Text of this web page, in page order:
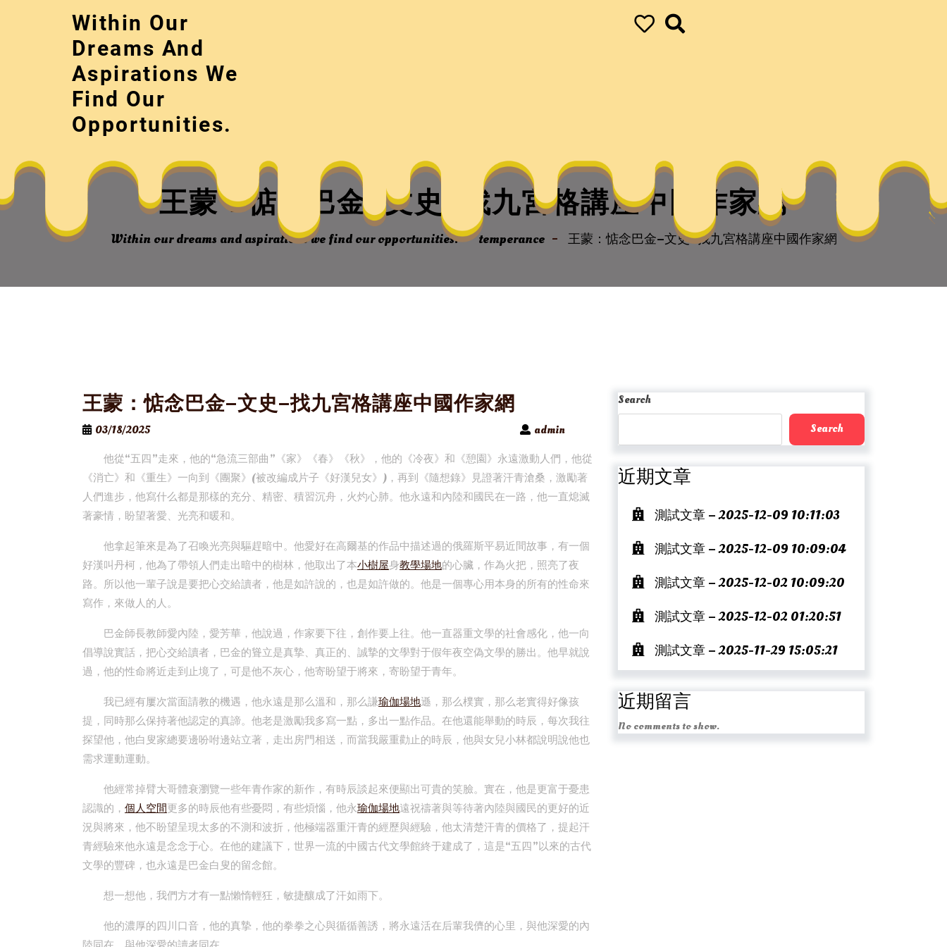
Within Our
Dreams And
Aspirations We
Find Our
Opportunities.
王蒙：惦念巴金–文史–找九宮格講座中國作家網
Within our dreams and aspirations we find our opportunities. temperance 王蒙：惦念巴金–文史–找九宮格講座中國作家網
王蒙：惦念巴金–文史–找九宮格講座中國作家網
03/18/2025
admin
他從“五四”走來，他的“急流三部曲”《家》《春》《秋》，他的《冷夜》和《憩園》永遠激動人們，他從
《消亡》和《重生》一向到《團聚》(被改編成片子《好漢兒女》)，再到《隨想錄》見證著汗青滄桑，激勵著
人們進步，他寫什么都是那樣的充分、精密、積習沉舟，火灼心肺。他永遠和內陸和國民在一路，他一直熄滅
著豪情，盼望著愛、光亮和暖和。
他拿起筆來是為了召喚光亮與驅趕暗中。他愛好在高爾基的作品中描述過的俄羅斯平易近間故事，有一個
好漢叫丹柯，他為了帶領人們走出暗中的樹林，他取出了本小樹屋身教學場地的心臟，作為火把，照亮了夜
路。所以他一輩子說是要把心交給讀者，他是如許說的，也是如許做的。他是一個專心用本身的所有的性命來
寫作，來做人的人。
巴金師長教師愛內陸，愛芳華，他說過，作家要下往，創作要上往。他一直器重文學的社會感化，他一向
倡導說實話，把心交給讀者，巴金的聳立是真摯、真正的、誠摯的文學對于假年夜空偽文學的勝出。他早就說
過，他的性命將近走到止境了，可是他不灰心，他寄盼望于將來，寄盼望于青年。
我已經有屢次當面請教的機遇，他永遠是那么溫和，那么謙瑜伽場地遜，那么樸實，那么老實得好像孩
提，同時那么保持著他認定的真諦。他老是激勵我多寫一點，多出一點作品。在他還能舉動的時辰，每次我往
探望他，他白叟家總要邊吩咐邊站立著，走出房門相送，而當我嚴重勸止的時辰，他與女兒小林都說明說他也
需求運動運動。
他經常掉臂大哥體衰瀏覽一些年青作家的新作，有時辰談起來便顯出可貴的笑臉。實在，他是更富于憂患
認識的， 個人空間更多的時辰他有些憂悶，有些煩惱，他永瑜伽場地遠祝禱著與等待著內陸與國民的更好的近
況與將來，他不盼望呈現太多的不測和波折，他極端器重汗青的經歷與經驗，他太清楚汗青的價格了，提起汗
青經驗來他永遠是念念于心。在他的建議下，世界一流的中國古代文學館終于建成了，這是“五四”以來的古代
文學的豐碑，也永遠是巴金白叟的留念館。
想一想他，我們方才有一點懶惰輕狂，敏捷釀成了汗如雨下。
他的濃厚的四川口音，他的真摯，他的拳拳之心與循循善誘，將永遠活在后輩我儕的心里，與他深愛的內
Search
Search
近期文章
測試文章 – 2025-12-09 10:11:03
測試文章 – 2025-12-09 10:09:04
測試文章 – 2025-12-02 10:09:20
測試文章 – 2025-12-02 01:20:51
測試文章 – 2025-11-29 15:05:21
近期留言
No comments to show.